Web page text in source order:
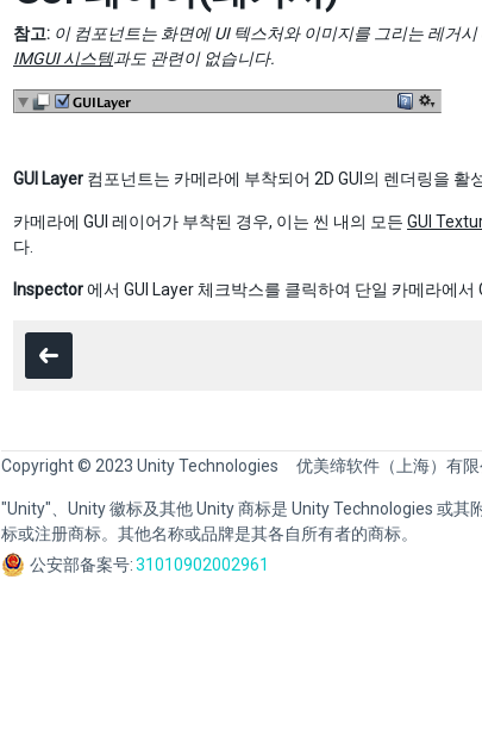
참고: 이 컴포넌트는 화면에 UI 텍스처와 이미지를 그리는 레거
IMGUI 시스템과도 관련이 없습니다.
GUI Layer 컴포넌트는 카메라에 부착되어 2D GUI의 렌더링을 활
카메라에 GUI 레이어가 부착된 경우, 이는 씬 내의 모든 GUI
다.
Inspector에서 GUI Layer 체크박스를 클릭하여 단일 카메라에
Copyright © 2023 Unity Technologies 优美缔软件（上海）有
"Unity"、Unity 徽标及其他 Unity 商标是 Unity Technologies 或其
标或注册商标。其他名称或品牌是其各自所有者的商标。
公安部备案号:31010902002961